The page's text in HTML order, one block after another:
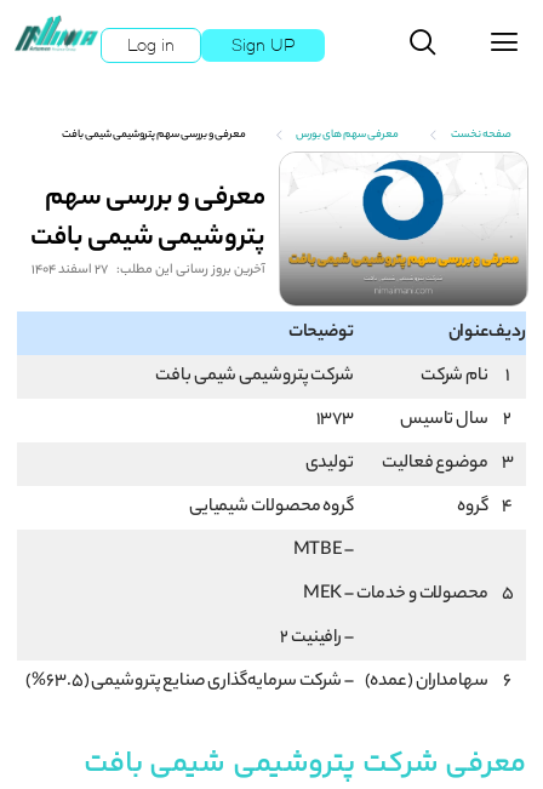
Log in Sign UP
صفحه نخست معرفی سهم های بورس معرفی و بررسی سهم پتروشیمی شیمی بافت
معرفی و بررسی سهم
پتروشیمی شیمی بافت
آخرین بروز رسانی این مطلب: 27 اسفند 1404
ردیفعنوان
توضیحات
1
نام شرکت
شرکت پتروشیمی شیمی بافت
2 سال تاسیس
1373
3 موضوع فعالیت
تولیدی
4 گروه گروه محصولات شیمیایی
5 محصولات و خدمات
– MTBE
– MEK
– رافینیت 2
6 سهامداران (عمده) – شرکت سرمایه‌گذاری صنایع پتروشیمی (63.5%)
معرفی شرکت پتروشیمی شیمی بافت